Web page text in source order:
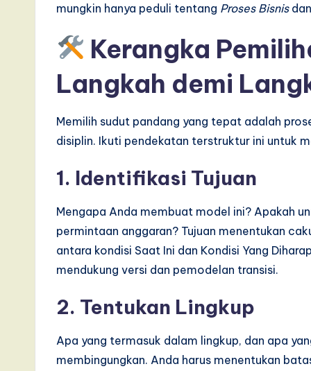
mungkin hanya peduli tentang Proses Bisnisdan
Kerangka
Langkah demi
Memilih sudut pandang yang tepat adalah
disiplin. Ikuti pendekatan terstruktur ini untuk
1. Identifikasi Tujuan
Mengapa Anda membuat model ini? Apakah
permintaan anggaran? Tujuan menentukan
antara kondisi Saat Ini dan Kondisi Yang
mendukung versi dan pemodelan transisi.
2. Tentukan Lingkup
Apa yang termasuk dalam lingkup, dan apa
membingungkan. Anda harus menentukan